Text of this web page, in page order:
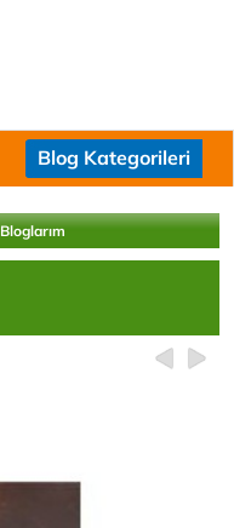
Blog Kategorileri
Bloglarım